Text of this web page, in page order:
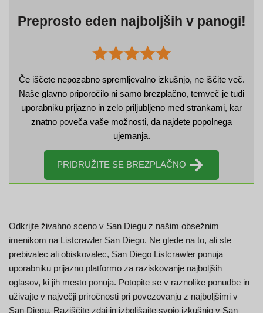
Preprosto eden najboljših v panogi!
Če iščete nepozabno spremljevalno izkušnjo, ne iščite več.
Naše glavno priporočilo ni samo brezplačno, temveč je tudi
uporabniku prijazno in zelo priljubljeno med strankami, kar
znatno poveča vaše možnosti, da najdete popolnega
ujemanja.
PRIDRUŽITE SE BREZPLAČNO
Odkrijte živahno sceno v San Diegu z našim obsežnim
imenikom na Listcrawler San Diego. Ne glede na to, ali ste
prebivalec ali obiskovalec, San Diego Listcrawler ponuja
uporabniku prijazno platformo za raziskovanje najboljših
oglasov, ki jih mesto ponuja. Potopite se v raznolike ponudbe in
uživajte v največji priročnosti pri povezovanju z najboljšimi v
San Diegu. Raziščite zdaj in izboljšajte svojo izkušnjo v San